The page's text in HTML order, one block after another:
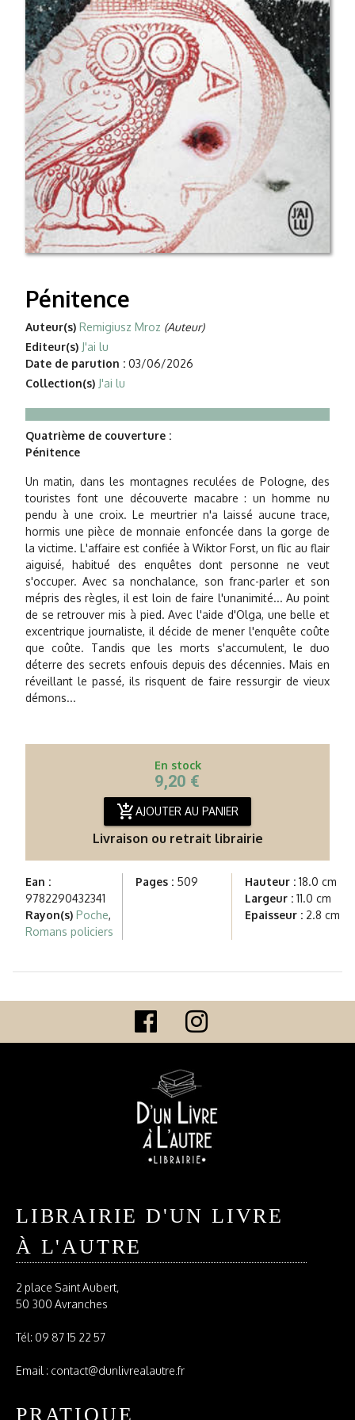
Pénitence
Auteur(s) Remigiusz Mroz (Auteur)
Editeur(s) J'ai lu
Date de parution : 03/06/2026
Collection(s) J'ai lu
Quatrième de couverture :
Pénitence
Un matin, dans les montagnes reculées de Pologne, des
touristes font une découverte macabre : un homme nu
pendu à une croix. Le meurtrier n'a laissé aucune trace,
hormis une pièce de monnaie enfoncée dans la gorge de
la victime. L'affaire est confiée à Wiktor Forst, un flic au flair
aiguisé, habitué des enquêtes dont personne ne veut
s'occuper. Avec sa nonchalance, son franc-parler et son
mépris des règles, il est loin de faire l'unanimité... Au point
de se retrouver mis à pied. Avec l'aide d'Olga, une belle et
excentrique journaliste, il décide de mener l'enquête coûte
que coûte. Tandis que les morts s'accumulent, le duo
déterre des secrets enfouis depuis des décennies. Mais en
réveillant le passé, ils risquent de faire ressurgir de vieux
démons...
En stock
9,20 €
add_shopping_cartAJOUTER AU PANIER
Livraison ou retrait librairie
Ean :
9782290432341
Rayon(s) Poche,
Romans policiers
Pages :509 Hauteur : 18.0 cm
Largeur : 11.0 cm
Epaisseur : 2.8 cm
LIBRAIRIE D'UN LIVRE
À L'AUTRE
2 place Saint Aubert,
50 300 Avranches
Tél: 09 87 15 22 57
Email : contact@dunlivrealautre.fr
PRATIQUE